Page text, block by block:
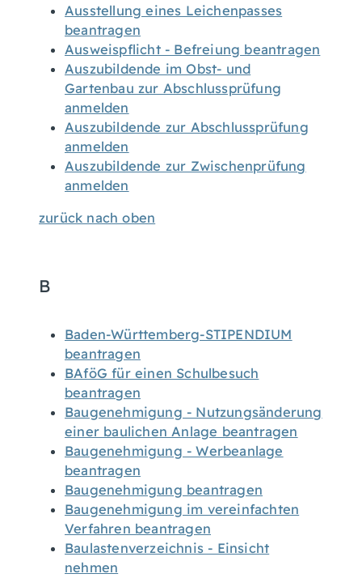
Ausstellung eines Leichenpasses
beantragen
Ausweispflicht - Befreiung beantragen
Auszubildende im Obst- und
Gartenbau zur Abschlussprüfung
anmelden
Auszubildende zur Abschlussprüfung
anmelden
Auszubildende zur Zwischenprüfung
anmelden
zurück nach oben
B
Baden-Württemberg-STIPENDIUM
beantragen
BAföG für einen Schulbesuch
beantragen
Baugenehmigung - Nutzungsänderung
einer baulichen Anlage beantragen
Baugenehmigung - Werbeanlage
beantragen
Baugenehmigung beantragen
Baugenehmigung im vereinfachten
Verfahren beantragen
Baulastenverzeichnis - Einsicht
nehmen